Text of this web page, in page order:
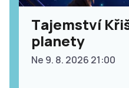
Tajemství
planety
Ne 9. 8. 2026 21:00